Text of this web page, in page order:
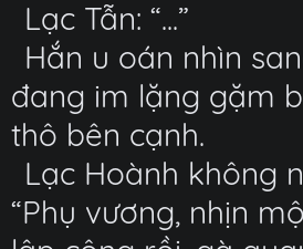
Lạc Tẫn: “...”
Hắn u oán nhìn
đang im lặng gặm
thô bên cạnh.
Lạc Hoành không
“Phụ vương, nhịn